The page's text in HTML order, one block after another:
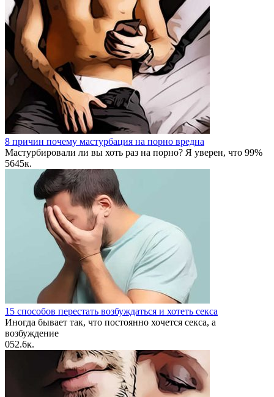
8 причин почему мастурбация на порно вредна
Мастурбировали ли вы хоть раз на порно? Я уверен, что 99%
5645к.
15 способов перестать возбуждаться и хотеть секса
Иногда бывает так, что постоянно хочется секса, а
возбуждение
052.6к.